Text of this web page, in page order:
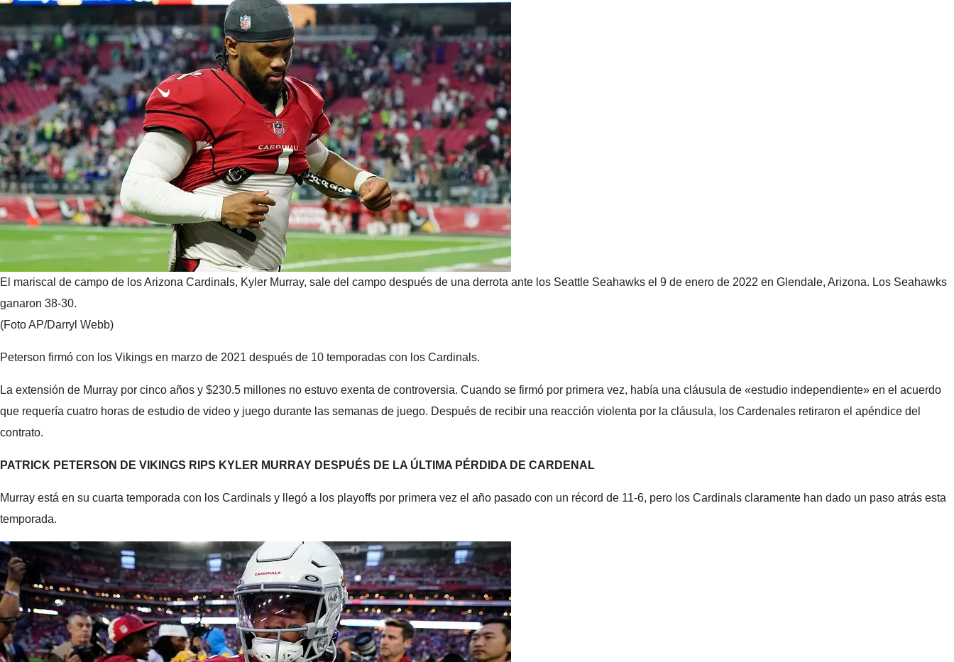
El mariscal de campo de los Arizona Cardinals, Kyler Murray, sale del campo después de una derrota ante los Seattle Seahawks el 9 de enero de 2022 en Glendale, Arizona. Los Seahawks
ganaron 38-30.
(Foto AP/Darryl Webb)
Peterson firmó con los Vikings en marzo de 2021 después de 10 temporadas con los Cardinals.
La extensión de Murray por cinco años y $230.5 millones no estuvo exenta de controversia. Cuando se firmó por primera vez, había una cláusula de «estudio independiente» en el acuerdo
que requería cuatro horas de estudio de video y juego durante las semanas de juego. Después de recibir una reacción violenta por la cláusula, los Cardenales retiraron el apéndice del
contrato.
PATRICK PETERSON DE VIKINGS RIPS KYLER MURRAY DESPUÉS DE LA ÚLTIMA PÉRDIDA DE CARDENAL
Murray está en su cuarta temporada con los Cardinals y llegó a los playoffs por primera vez el año pasado con un récord de 11-6, pero los Cardinals claramente han dado un paso atrás esta
temporada.